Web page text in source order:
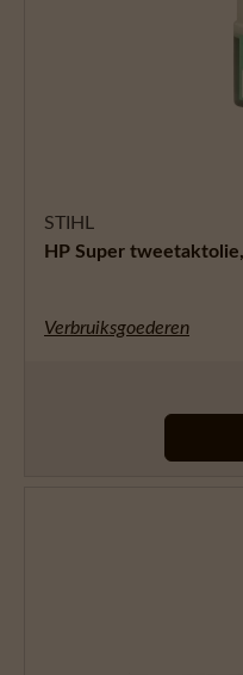
STIHL
HP Super
Verbruiksgoederen